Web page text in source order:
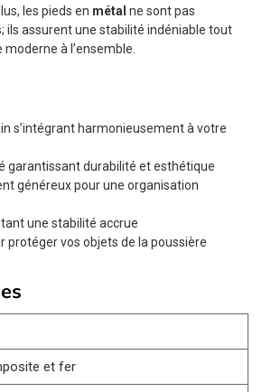
les pieds en métal ne sont pas
ils assurent une stabilité indéniable tout
à l’ensemble.
s’intégrant harmonieusement à votre
garantissant durabilité et esthétique
généreux pour une organisation
une stabilité accrue
protéger vos objets de la poussière
et fer